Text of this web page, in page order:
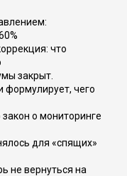
что
закрыт.
формулирует, чего
о мониторинге
для «спящих»
не вернуться на